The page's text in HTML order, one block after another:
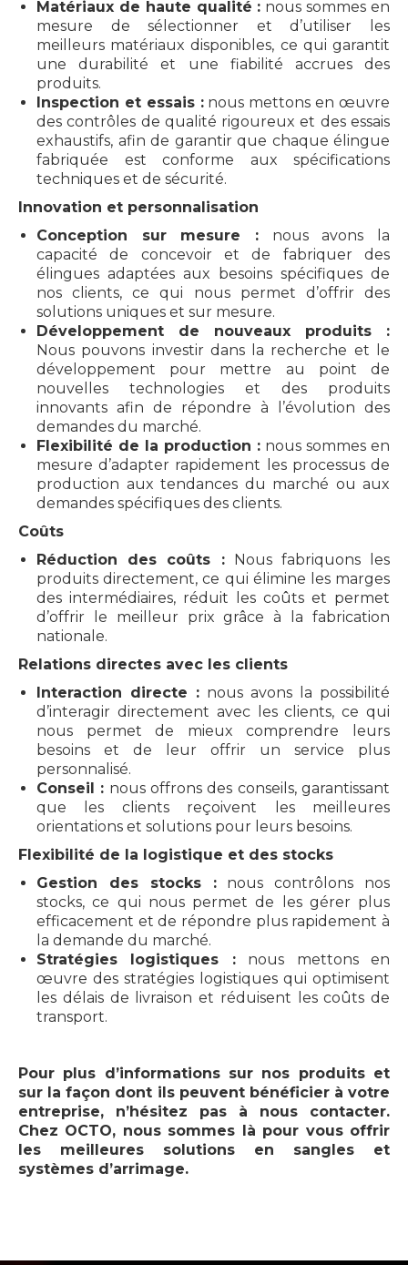
Matériaux de haute qualité : nous sommes en
mesure de sélectionner et d’utiliser les
meilleurs matériaux disponibles, ce qui garantit
une durabilité et une fiabilité accrues des
produits.
Inspection et essais :nous mettons en œuvre
des contrôles de qualité rigoureux et des essais
exhaustifs, afin de garantir que chaque élingue
fabriquée est conforme aux spécifications
techniques et de sécurité.
Innovation et personnalisation
Conception sur mesure : nous avons la
capacité de concevoir et de fabriquer des
élingues adaptées aux besoins spécifiques de
nos clients, ce qui nous permet d’offrir des
solutions uniques et sur mesure.
Développement de nouveaux produits :
Nous pouvons investir dans la recherche et le
développement pour mettre au point de
nouvelles technologies et des produits
innovants afin de répondre à l’évolution des
demandes du marché.
Flexibilité de la production : nous sommes en
mesure d’adapter rapidement les processus de
production aux tendances du marché ou aux
demandes spécifiques des clients.
Coûts
Réduction des coûts :Nous fabriquons les
produits directement, ce qui élimine les marges
des intermédiaires, réduit les coûts et permet
d’offrir le meilleur prix grâce à la fabrication
nationale.
Relations directes avec les clients
Interaction directe : nous avons la possibilité
d’interagir directement avec les clients, ce qui
nous permet de mieux comprendre leurs
besoins et de leur offrir un service plus
personnalisé.
Conseil : nous offrons des conseils, garantissant
que les clients reçoivent les meilleures
orientations et solutions pour leurs besoins.
Flexibilité de la logistique et des stocks
Gestion des stocks :nous contrôlons nos
stocks, ce qui nous permet de les gérer plus
efficacement et de répondre plus rapidement à
la demande du marché.
Stratégies logistiques :nous mettons en
œuvre des stratégies logistiques qui optimisent
les délais de livraison et réduisent les coûts de
transport.
Pour plus d’informations sur nos produits et
sur la façon dont ils peuvent bénéficier à votre
entreprise, n’hésitez pas à nous contacter.
Chez OCTO, nous sommes là pour vous offrir
les meilleures solutions en sangles et
systèmes d’arrimage.